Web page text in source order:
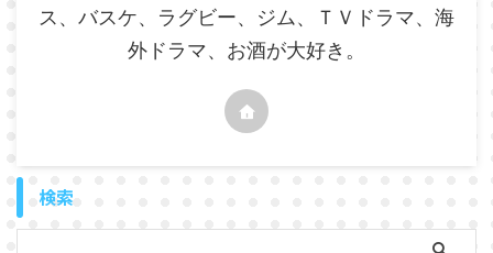
ス、バスケ、ラグビー、ジム、ＴＶドラマ、海
外ドラマ、お酒が大好き。
検索